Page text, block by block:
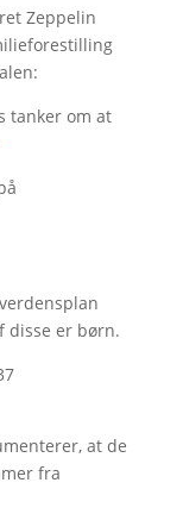
Zeppelin
tanker om at
disse er børn.
at de
fra